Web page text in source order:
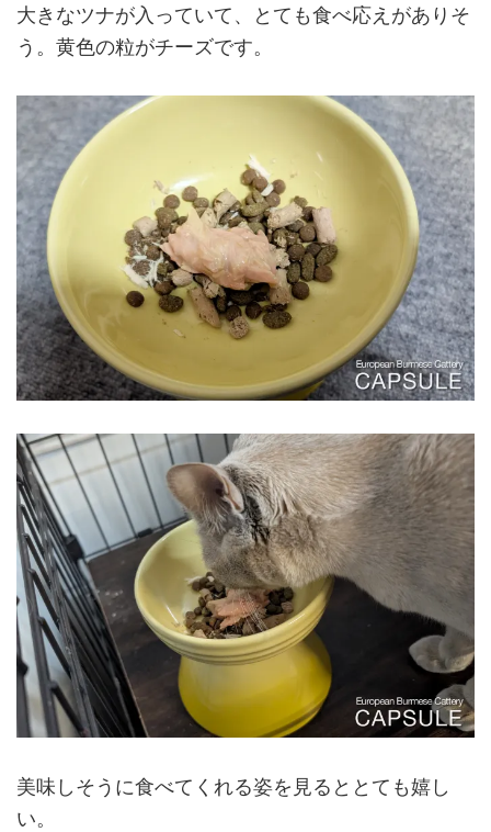
大きなツナが入っていて、とても食べ応えがありそ
う。黄色の粒がチーズです。
美味しそうに食べてくれる姿を見るととても嬉し
い。